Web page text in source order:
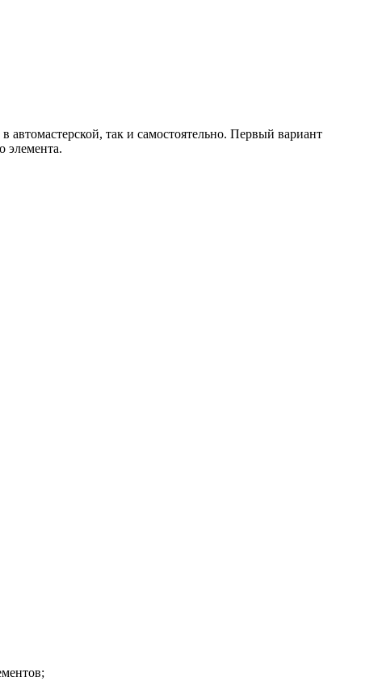
автомастерской, так и самостоятельно. Первый вариант
элемента.